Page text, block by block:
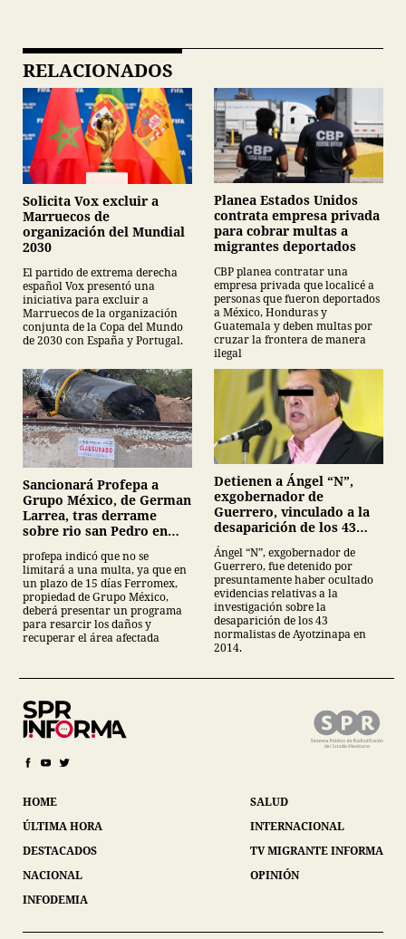
RELACIONADOS
Solicita Vox excluir a
Marruecos de
organización del Mundial
2030
El partido de extrema derecha
español Vox presentó una
iniciativa para excluir a
Marruecos de la organización
conjunta de la Copa del Mundo
de 2030 con España y Portugal.
Planea Estados Unidos
contrata empresa privada
para cobrar multas a
migrantes deportados
CBP planea contratar una
empresa privada que localicé a
personas que fueron deportados
a México, Honduras y
Guatemala y deben multas por
cruzar la frontera de manera
ilegal
Sancionará Profepa a
Grupo México, de German
Larrea, tras derrame
sobre rio san Pedro en
profepa indicó que no se
limitará a una multa, ya que en
un plazo de 15 días Ferromex,
propiedad de Grupo México,
deberá presentar un programa
para resarcir los daños y
recuperar el área afectada
Detienen a Ángel “N”,
exgobernador de
Guerrero, vinculado a la
desaparición de los 43
normalistas de
Ayotzinapa
Ángel “N”, exgobernador de
Guerrero, fue detenido por
presuntamente haber ocultado
evidencias relativas a la
investigación sobre la
desaparición de los 43
normalistas de Ayotzinapa en
2014.
HOME
ÚLTIMA HORA
DESTACADOS
NACIONAL
INFODEMIA
SALUD
INTERNACIONAL
TV MIGRANTE INFORMA
OPINIÓN